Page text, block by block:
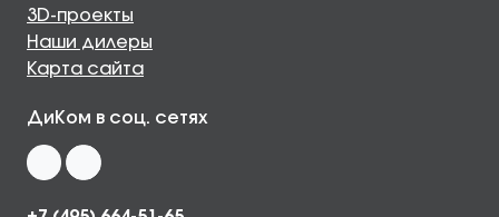
3D-проекты
Наши дилеры
Карта сайта
ДиКом в соц. сетях